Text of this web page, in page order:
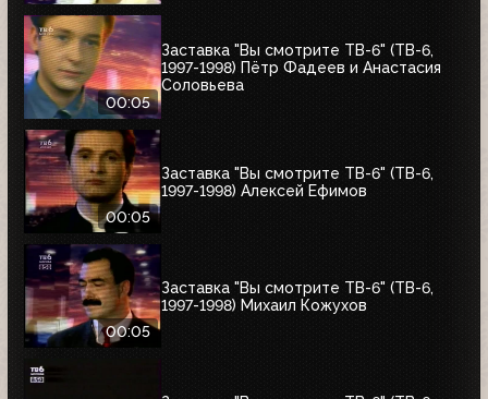
00:05
Заставка "Вы смотрите ТВ-6" (ТВ-6,
1997-1998) Пётр Фадеев и Анастасия
Соловьева
00:05
Заставка "Вы смотрите ТВ-6" (ТВ-6,
1997-1998) Алексей Ефимов
00:05
Заставка "Вы смотрите ТВ-6" (ТВ-6,
1997-1998) Михаил Кожухов